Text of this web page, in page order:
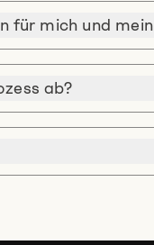
für mich und
ab?